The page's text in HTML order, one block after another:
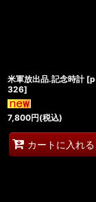
米軍放出品.記念時計 [
326]
7,800円(税込)
カートに入れる